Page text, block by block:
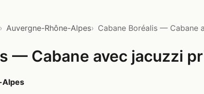
Auvergne-Rhône-Alpes Cabane Boréalis — Cabane
— Cabane avec jacuzzi
Alpes